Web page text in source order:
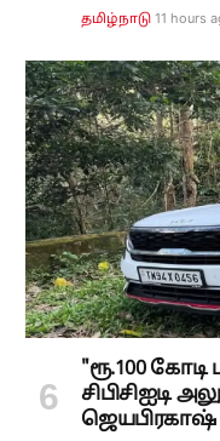
தமிழ்நாடு 11 hours
"ரூ.100
சிபிசிஐடி